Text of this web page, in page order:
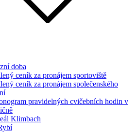
doba
ceník za pronájem sportoviště
ceník za pronájem společenského
pravidelných cvičebních hodin v
Klimbach